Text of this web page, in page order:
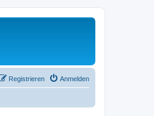
Anmelden
Registrieren